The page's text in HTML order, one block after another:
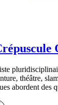
théâtre,
abordent des